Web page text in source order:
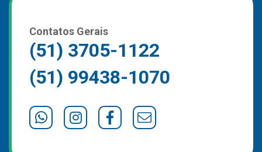
Contatos Gerais
(51) 3705-1122
(51) 99438-1070